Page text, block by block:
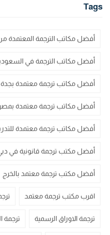
Tags
أفضل مكاتب الترجمة المعتمدة
أفضل مكاتب الترجمة في
أفضل مكاتب ترجمة معتمدة بجدة
أفضل مكاتب ترجمة معتمدة بمصر
أفضل مكاتب ترجمة معتمدة
أفضل مكتب ترجمة قانونية في
أفضل مكتب ترجمة معتمد بالخرج
اقرب مكتب ترجمة معتمد
ترجمة الاوراق الرسمية ترجمة